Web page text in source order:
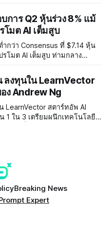
การ Q2 หุ้นร่วง 8% แม้
มต AI เต็มสูบ
ำกว่า Consensus ที่ $7.14 หุ้น
โมต AI เต็มสูบ ท่ามกลาง
ลงทุนใน LearnVector
ง Andrew Ng
LearnVector สตาร์ทอัพ AI
1 ใน 3 เตรียมผนึกเทคโนโลยี
Breaking News
Expert